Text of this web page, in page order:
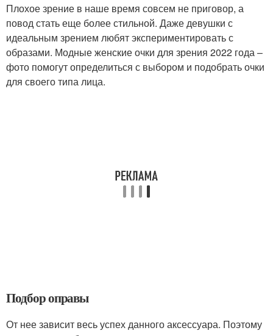
Плохое зрение в наше время совсем не приговор, а
повод стать еще более стильной. Даже девушки с
идеальным зрением любят экспериментировать с
образами. Модные женские очки для зрения 2022 года –
фото помогут определиться с выбором и подобрать очки
для своего типа лица.
Подбор оправы
От нее зависит весь успех данного аксессуара. Поэтому